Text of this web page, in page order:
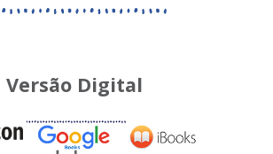
Versão Digital